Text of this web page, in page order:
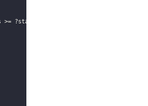
>= ?start_periode